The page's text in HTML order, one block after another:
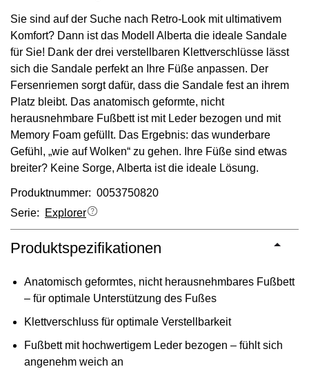
Sie sind auf der Suche nach Retro-Look mit ultimativem
Komfort? Dann ist das Modell Alberta die ideale Sandale
für Sie! Dank der drei verstellbaren Klettverschlüsse lässt
sich die Sandale perfekt an Ihre Füße anpassen. Der
Fersenriemen sorgt dafür, dass die Sandale fest an ihrem
Platz bleibt. Das anatomisch geformte, nicht
herausnehmbare Fußbett ist mit Leder bezogen und mit
Memory Foam gefüllt. Das Ergebnis: das wunderbare
Gefühl, „wie auf Wolken“ zu gehen. Ihre Füße sind etwas
breiter? Keine Sorge, Alberta ist die ideale Lösung.
Produktnummer: 0053750820
Serie:
Explorer
Produktspezifikationen
Anatomisch geformtes, nicht herausnehmbares Fußbett
– für optimale Unterstützung des Fußes
Klettverschluss für optimale Verstellbarkeit
Fußbett mit hochwertigem Leder bezogen – fühlt sich
angenehm weich an